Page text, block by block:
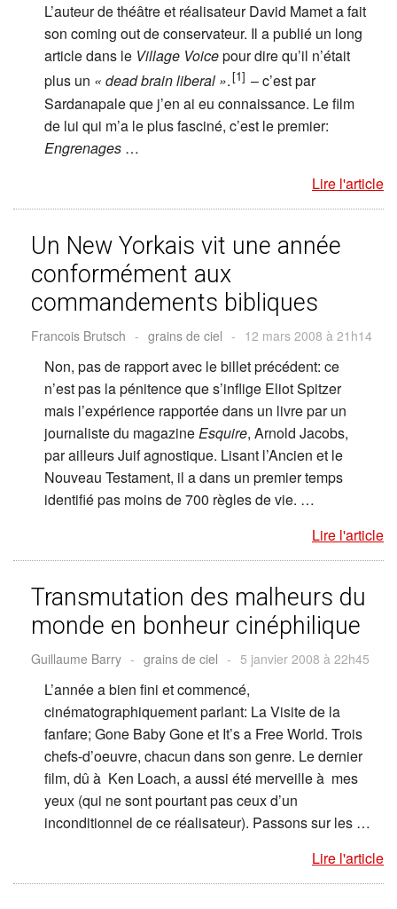
L’auteur de théâtre et réalisateur David Mamet a fait
son coming out de conservateur. Il a publié un long
article dans le Village Voicepour dire qu’il n’était
plus un « dead brain liberal ».[1] – c’est par
Sardanapale que j’en ai eu connaissance. Le film
de lui qui m’a le plus fasciné, c’est le premier:
Engrenages …
Lire l'article
Un New Yorkais vit une année
conformément aux
commandements bibliques
Francois Brutsch - grains de ciel - 12 mars 2008 à 21h14
Non, pas de rapport avec le billet précédent: ce
n’est pas la pénitence que s’inflige Eliot Spitzer
mais l’expérience rapportée dans un livre par un
journaliste du magazineEsquire, Arnold Jacobs,
par ailleurs Juif agnostique. Lisant l’Ancien et le
Nouveau Testament, il a dans un premier temps
identifié pas moins de 700 règles de vie. …
Lire l'article
Transmutation des malheurs du
monde en bonheur cinéphilique
Guillaume Barry - grains de ciel - 5 janvier 2008 à 22h45
L’année a bien fini et commencé,
cinématographiquement parlant: La Visite de la
fanfare; Gone Baby Gone et It’s a Free World. Trois
chefs-d’oeuvre, chacun dans son genre. Le dernier
film, dû à Ken Loach, a aussi été merveille à mes
yeux (qui ne sont pourtant pas ceux d’un
inconditionnel de ce réalisateur). Passons sur les …
Lire l'article